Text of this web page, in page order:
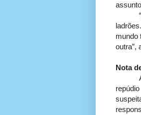
mundo
outra”,
Nota